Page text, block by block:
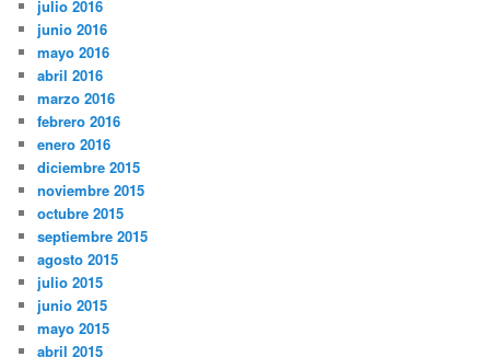
julio 2016
junio 2016
mayo 2016
abril 2016
marzo 2016
febrero 2016
enero 2016
diciembre 2015
noviembre 2015
octubre 2015
septiembre 2015
agosto 2015
julio 2015
junio 2015
mayo 2015
abril 2015